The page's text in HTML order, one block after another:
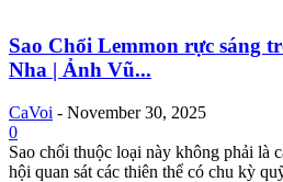
Sao Chổi Lemmon rực sáng
Nha | Ảnh Vũ...
CaVoi - November 30, 2025
0
Sao chổi thuộc loại này không phải là
hội quan sát các thiên thể có chu kỳ